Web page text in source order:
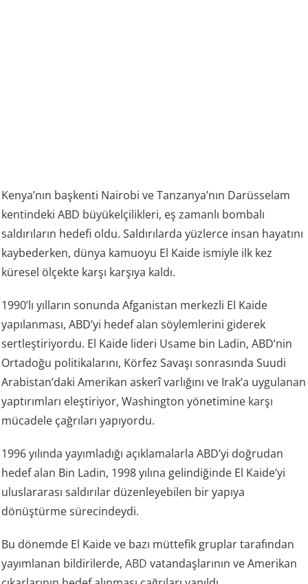
Kenya’nın başkenti Nairobi ve Tanzanya’nın Darüsselam
kentindeki ABD büyükelçilikleri, eş zamanlı bombalı
saldırıların hedefi oldu. Saldırılarda yüzlerce insan hayatını
kaybederken, dünya kamuoyu El Kaide ismiyle ilk kez
küresel ölçekte karşı karşıya kaldı.
1990’lı yılların sonunda Afganistan merkezli El Kaide
yapılanması, ABD’yi hedef alan söylemlerini giderek
sertleştiriyordu. El Kaide lideri Usame bin Ladin, ABD’nin
Ortadoğu politikalarını, Körfez Savaşı sonrasında Suudi
Arabistan’daki Amerikan askerî varlığını ve Irak’a uygulanan
yaptırımları eleştiriyor, Washington yönetimine karşı
mücadele çağrıları yapıyordu.
1996 yılında yayımladığı açıklamalarla ABD’yi doğrudan
hedef alan Bin Ladin, 1998 yılına gelindiğinde El Kaide’yi
uluslararası saldırılar düzenleyebilen bir yapıya
dönüştürme sürecindeydi.
Bu dönemde El Kaide ve bazı müttefik gruplar tarafından
yayımlanan bildirilerde,ABD vatandaşlarının ve Amerikan